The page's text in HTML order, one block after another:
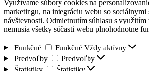
Využívame súbory cookies na
marketingu, na integráciu webu so sociálnymi
návštevnosti. Odmietnutím súhlasu s
nemusia všetky súčasti webu plnohodnotne
Funkčné Funkčné Vždy aktívny
Predvoľby
Predvoľby
Štatistiky
Štatistiky